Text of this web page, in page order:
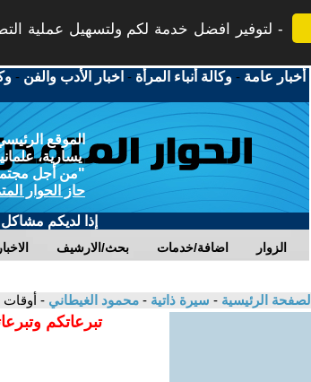
لتوفير افضل خدمة لكم ولتسهيل عملية
أخبار عامة -وكالة أنباء المرأة - اخبار الأدب والفن -
الموقع
يسارية،
"من أجل
حاز الحوار
إذا لديكم
الاخبار بحث/الارشيف اضافة/خدمات الزوار
الصفحة الرئيسية - سيرة ذاتية - محمود الغيطاني - أوقات
تبرعاتكم